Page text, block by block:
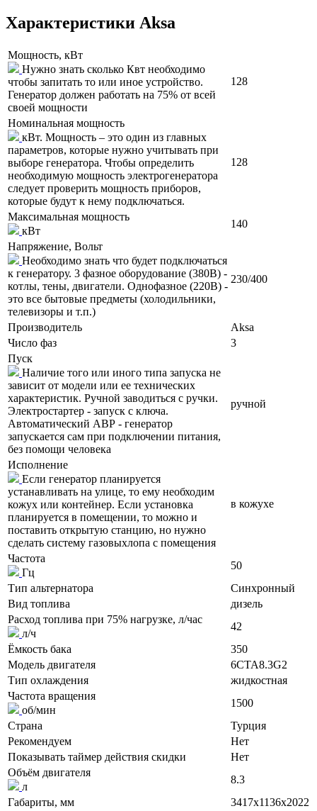
Характеристики Aksa
Мощность, кВт
Нужно знать сколько Квт необходимо
чтобы запитать то или иное устройство.
Генератор должен работать на 75% от всей
своей мощности
128
Номинальная мощность
кВт. Мощность – это один из главных
параметров, которые нужно учитывать при
выборе генератора. Чтобы определить
необходимую мощность электрогенератора
следует проверить мощность приборов,
которые будут к нему подключаться.
128
Максимальная мощность
кВт
140
Напряжение, Вольт
Необходимо знать что будет подключаться
к генератору. 3 фазное оборудование (380В) -
котлы, тены, двигатели. Однофазное (220В) -
это все бытовые предметы (холодильники,
телевизоры и т.п.)
230/400
Производитель
Aksa
Число фаз
3
Пуск
Наличие того или иного типа запуска не
зависит от модели или ее технических
характеристик. Ручной заводиться с ручки.
Электростартер - запуск с ключа.
Автоматический АВР - генератор
запускается сам при подключении питания,
без помощи человека
ручной
Исполнение
Если генератор планируется
устанавливать на улице, то ему необходим
кожух или контейнер. Если установка
планируется в помещении, то можно и
поставить открытую станцию, но нужно
сделать систему газовыхлопа с помещения
в кожухе
Частота
Гц
50
Тип альтернатора
Синхронный
Вид топлива
дизель
Расход топлива при 75% нагрузке, л/час
л/ч
42
Ёмкость бака
350
Модель двигателя
6CTA8.3G2
Тип охлаждения
жидкостная
Частота вращения
об/мин
1500
Страна
Турция
Рекомендуем
Нет
Показывать таймер действия скидки
Нет
Объём двигателя
л
8.3
Габариты, мм
3417x1136x2022